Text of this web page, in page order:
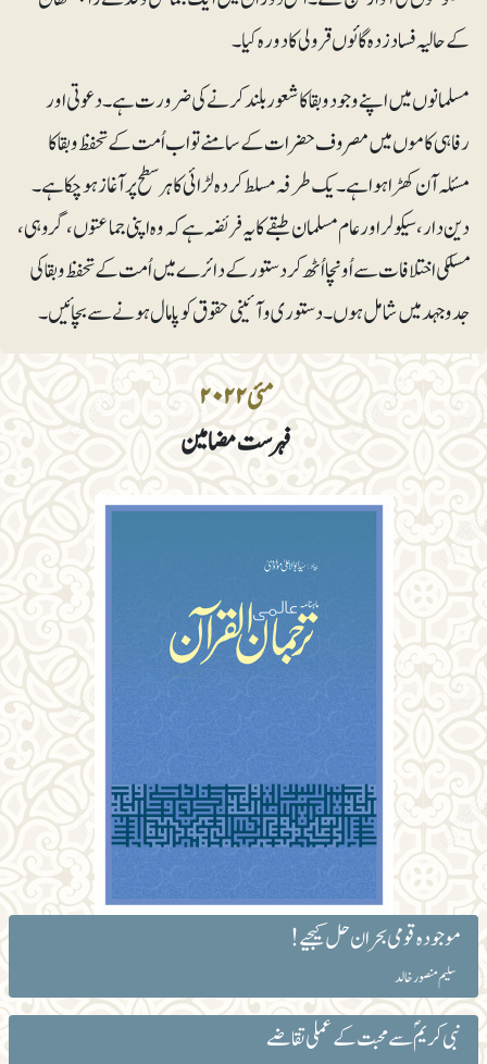
مئی ۲۰۲۲
فہرست مضامین
موجودہ قومی بحران حل کیجیے!
سلیم منصور خالد
نبی کریمؐ سے محبت کے عملی تقاضے
کے حالیہ فساد زدہ گائوں قرولی کا دورہ کیا۔
مسلمانوں میں اپنے وجود و بقا کا شعور بلند کرنے کی ضرورت ہے ۔ دعوتی اور
رفاہی کاموں میں مصروف حضرات کے سامنے تو اب اُمت کے تحفظ و بقا کا
مسئلہ آن کھڑا ہوا ہے۔ یک طرفہ مسلط کردہ لڑائی کا ہرسطح پر آغازہوچکا ہے ۔
دین دار، سیکولر اورعام مسلمان طبقے کا یہ فریضہ ہے کہ وہ اپنی جماعتوں ، گروہی،
مسلکی اختلافات سے اُونچا اُٹھ کر دستور کے دائرے میں اُمت کے تحفظ و بقا کی
جدوجہد میں شامل ہوں۔ دستوری و آئینی حقوق کو پامال ہونے سے بچائیں۔